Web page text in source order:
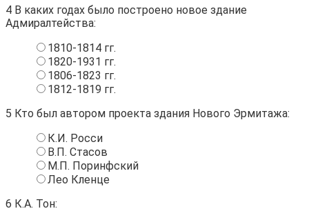
4 В каких годах было построено новое здание
Адмиралтейства:
1810-1814 гг.
1820-1931 гг.
1806-1823 гг.
1812-1819 гг.
5 Кто был автором проекта здания Нового Эрмитажа:
К.И. Росси
В.П. Стасов
М.П. Поринфский
Лео Кленце
6 К.А. Тон: